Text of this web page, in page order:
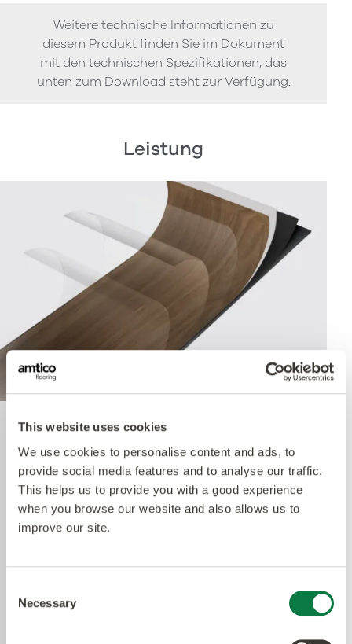
This website uses cookies
We use cookies to personalise content and ads, to
provide social media features and to analyse our traffic.
This helps us to provide you with a good experience
when you browse our website and also allows us to
improve our site.
Selection
Necessary
Weitere technische Informationen zu
diesem Produkt finden Sie im Dokument
mit den technischen Spezifikationen, das
unten zum Download steht zur Verfügung.
Leistung
Quantum Guard
The crowning feature of our Multiple Performance
System is our Quantum Guard urethane layer.
Amtico’s Quantum Guard is the most durable
products whilst making them easier to clean and
eliminating the need for polish.